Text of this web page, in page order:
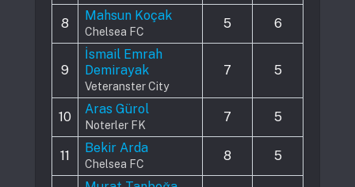
8
Mahsun Koçak
Chelsea FC
5 6
9
İsmail Emrah
Demirayak
Veteranster City
7 5
10
Aras Gürol
Noterler FK
7 5
11
Bekir Arda
Chelsea FC
8 5